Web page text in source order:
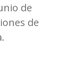
de
de